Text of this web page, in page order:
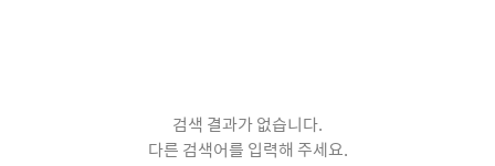
검색 결과가 없습니다.
다른 검색어를 입력해 주세요.